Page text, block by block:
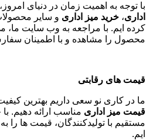
با توجه به اهمیت زمان در دنیای
اداری، خرید میز اداری و سایر
کرده ایم. با مراجعه به وب سایت
محصول را مشاهده و با اطمینان
قیمت های رقابتی
ما در کاری نو سعی داریم بهترین کیفیت
قیمت میز اداری مناسب ارائه دهیم.
مستقیم با تولیدکنندگان، قیمت ها را
ایم.